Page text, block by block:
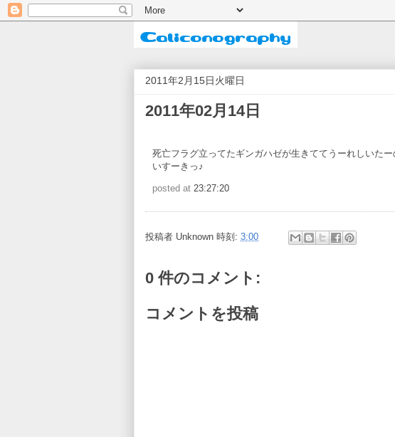
2011年2月15日火曜日
2011年02月14日
死亡フラグ立ってたギンガハゼが生きててうーれしいた
いすーきっ♪
posted at 23:27:20
投稿者 Unknown 時刻: 3:00
0 件のコメント:
コメントを投稿